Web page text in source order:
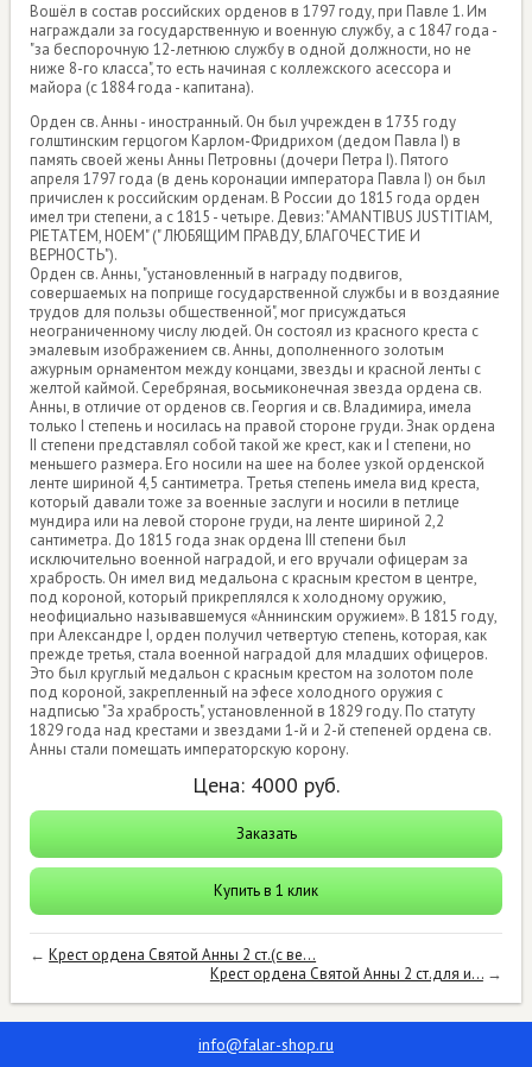
Вошёл в состав российских орденов в 1797 году, при Павле 1. Им
награждали за государственную и военную службу, а с 1847 года -
"за беспорочную 12-летнюю службу в одной должности, но не
ниже 8-го класса", то есть начиная с коллежского асессора и
майора (с 1884 года - капитана).
Орден св. Анны - иностранный. Он был учрежден в 1735 году
голштинским герцогом Карлом-Фридрихом (дедом Павла I) в
память своей жены Анны Петровны (дочери Петра I). Пятого
апреля 1797 года (в день коронации императора Павла I) он был
причислен к российским орденам. В России до 1815 года орден
имел три степени, а с 1815 - четыре. Девиз: "AMANTIBUS JUSTITIAM,
PIETATEM, НОЕМ" (" ЛЮБЯЩИМ ПРАВДУ, БЛАГОЧЕСТИЕ И
ВЕРНОСТЬ").
Орден св. Анны, "установленный в награду подвигов,
совершаемых на поприще государственной службы и в воздаяние
трудов для пользы общественной", мог присуждаться
неограниченному числу людей. Он состоял из красного креста с
эмалевым изображением св. Анны, дополненного золотым
ажурным орнаментом между концами, звезды и красной ленты с
желтой каймой. Серебряная, восьмиконечная звезда ордена св.
Анны, в отличие от орденов св. Георгия и св. Владимира, имела
только I степень и носилась на правой стороне груди. Знак ордена
II степени представлял собой такой же крест, как и I степени, но
меньшего размера. Его носили на шее на более узкой орденской
ленте шириной 4,5 сантиметра. Третья степень имела вид креста,
который давали тоже за военные заслуги и носили в петлице
мундира или на левой стороне груди, на ленте шириной 2,2
сантиметра. До 1815 года знак ордена III степени был
исключительно военной наградой, и его вручали офицерам за
храбрость. Он имел вид медальона с красным крестом в центре,
под короной, который прикреплялся к холодному оружию,
неофициально называвшемуся «Аннинским оружием». В 1815 году,
при Александре I, орден получил четвертую степень, которая, как
прежде третья, стала военной наградой для младших офицеров.
Это был круглый медальон с красным крестом на золотом поле
под короной, закрепленный на эфесе холодного оружия с
надписью "За храбрость", установленной в 1829 году. По статуту
1829 года над крестами и звездами 1-й и 2-й степеней ордена св.
Анны стали помещать императорскую корону.
Цена: 4000 руб.
Заказать
Купить в 1 клик
←Крест ордена Святой Анны 2 ст.(с ве...
Крест ордена Святой Анны 2 ст.для и...→
info@falar-shop.ru